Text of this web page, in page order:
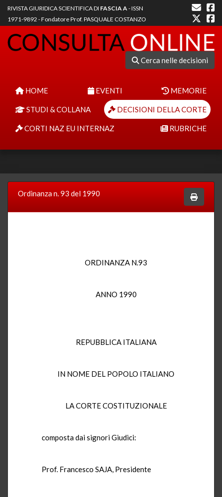
RIVISTA GIURIDICA SCIENTIFICA DI FASCIA A- ISSN
1971-9892 - Fondatore Prof. PASQUALE COSTANZO
Cerca nelle decisioni
HOME EVENTI MEMORIE
STUDI & COLLANA DECISIONI DELLA CORTE
CORTI NAZ EU INTERNAZ RUBRICHE
Ordinanza n. 93 del 1990
ORDINANZA N.93
ANNO 1990
REPUBBLICA ITALIANA
IN NOME DEL POPOLO ITALIANO
LA CORTE COSTITUZIONALE
composta dai signori Giudici:
Prof. Francesco SAJA, Presidente